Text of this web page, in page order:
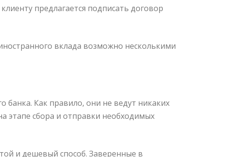
предлагается подписать договор
вклада возможно несколькими
банка. Как правило, они не ведут никаких
этапе сбора и отправки необходимых
и дешевый способ. Заверенные в